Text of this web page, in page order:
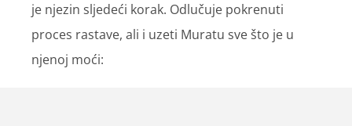
je njezin sljedeći korak. Odlučuje pokrenuti
proces rastave, ali i uzeti Muratu sve što je u
njenoj moći: